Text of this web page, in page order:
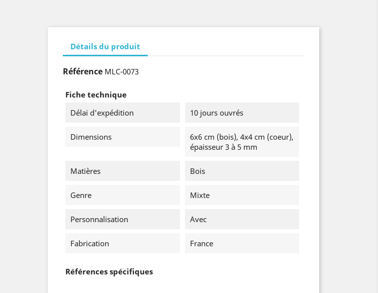
Détails du produit
Référence MLC-0073
Fiche technique
Délai d'expédition
10 jours ouvrés
Dimensions
6x6 cm (bois), 4x4 cm (coeur),
épaisseur 3 à 5 mm
Matières Bois
Genre Mixte
Personnalisation Avec
Fabrication France
Références spécifiques